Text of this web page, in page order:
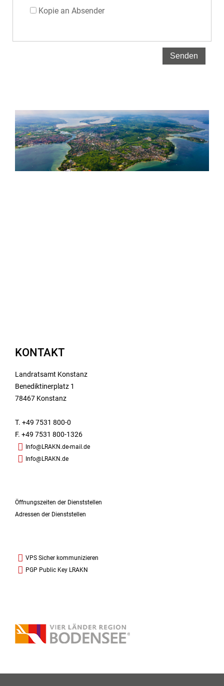
Kopie an Absender
KONTAKT
Landratsamt Konstanz
Benediktinerplatz 1
78467 Konstanz
T. +49 7531 800-0
F. +49 7531 800-1326
Info@LRAKN.de-mail.de
Info@LRAKN.de
Öffnungszeiten der Dienststellen
Adressen der Dienststellen
VPS Sicher kommunizieren
PGP Public Key LRAKN